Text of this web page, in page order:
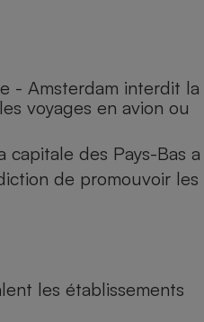
- Amsterdam interdit la
voyages en avion ou
capitale des Pays-Bas a
de promouvoir les
les établissements